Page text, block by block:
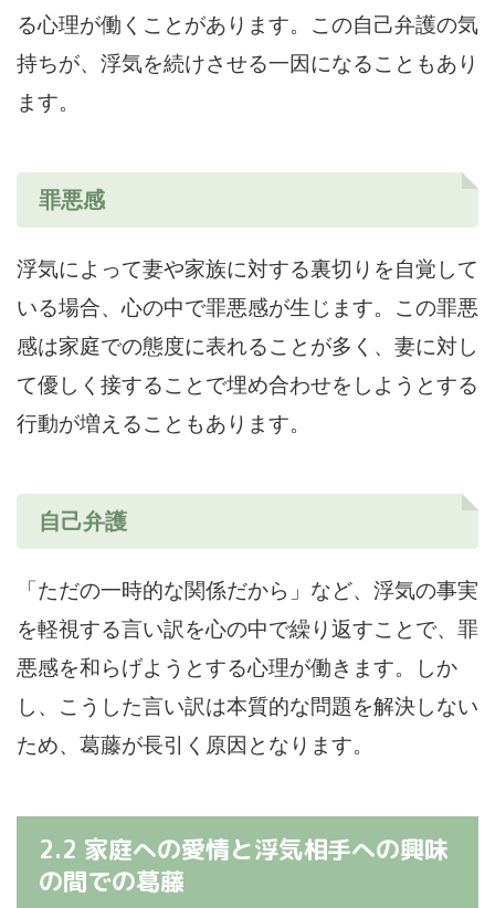
る心理が働くことがあります。この自己弁護の気
持ちが、浮気を続けさせる一因になることもあり
ます。
罪悪感
浮気によって妻や家族に対する裏切りを自覚して
いる場合、心の中で罪悪感が生じます。この罪悪
感は家庭での態度に表れることが多く、妻に対し
て優しく接することで埋め合わせをしようとする
行動が増えることもあります。
自己弁護
「ただの一時的な関係だから」など、浮気の事実
を軽視する言い訳を心の中で繰り返すことで、罪
悪感を和らげようとする心理が働きます。しか
し、こうした言い訳は本質的な問題を解決しない
ため、葛藤が長引く原因となります。
2.2 家庭への愛情と浮気相手への興味
の間での葛藤